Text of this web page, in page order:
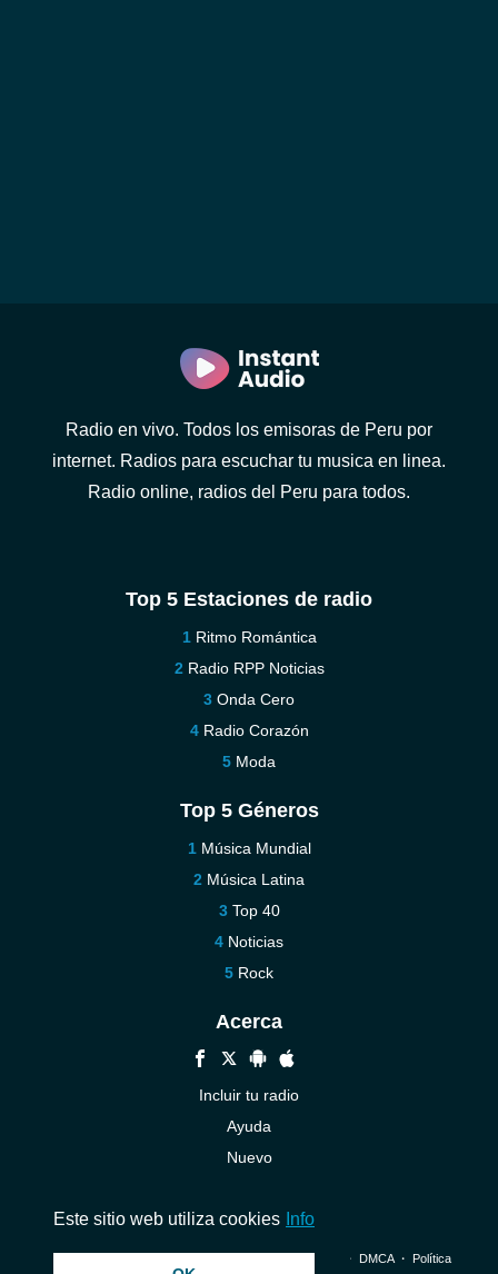
Radio en vivo. Todos los emisoras de Peru por
internet. Radios para escuchar tu musica en linea.
Radio online, radios del Peru para todos.
Top 5 Estaciones de radio
Ritmo Romántica
Radio RPP Noticias
Onda Cero
Radio Corazón
Moda
Top 5 Géneros
Música Mundial
Música Latina
Top 40
Noticias
Rock
Acerca
Incluir tu radio
Ayuda
Nuevo
© 2026 InstantAudio. Reservados todos los derechos. ・ DMCA・ Política
Este sitio web utiliza cookies Info